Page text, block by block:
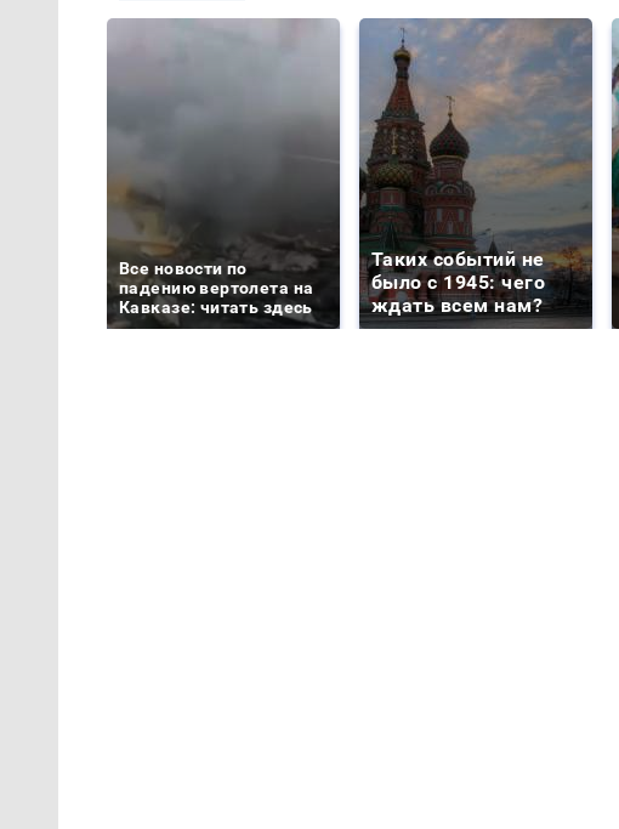
Все новости по
падению вертолета на
Кавказе: читать здесь
Таких событий не
было с 1945: чего
ждать всем нам?